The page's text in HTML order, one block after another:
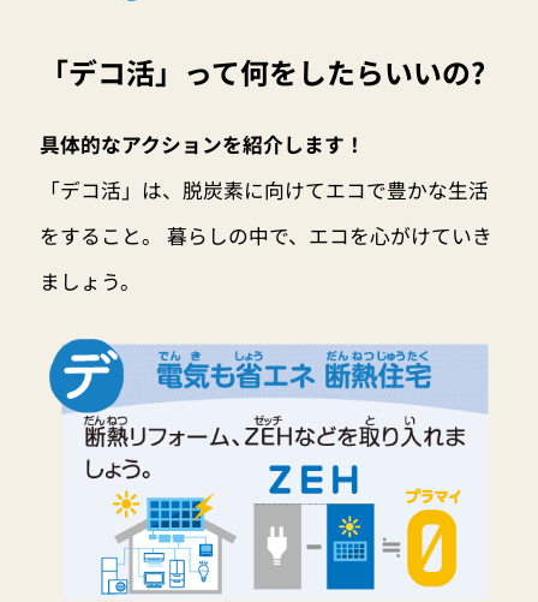
「デコ活」って何をしたらいいの?
具体的なアクションを紹介します！
「デコ活」は、脱炭素に向けてエコで豊かな生活
をすること。 暮らしの中で、エコを心がけていき
ましょう。